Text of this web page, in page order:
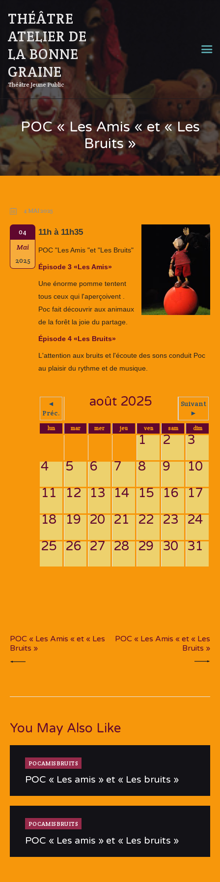
THÉÂTRE
ATELIER DE
LA BONNE
GRAINE
Théâtre Jeune Public
POC « Les Amis « et « Les
Bruits »
4 MAI 2025
04
Mai
2025
11h à 11h35
POC "Les Amis "et "Les Bruits"
Épisode 3 «Les Amis»
Une énorme pomme tentent
tous ceux qui l'aperçoivent .
Poc fait découvrir aux animaux
de la forêt la joie du partage.
Épisode 4 «Les Bruits»
L'attention aux bruits et l'écoute des sons conduit Poc
au plaisir du rythme et de musique.
◄
Préc.
août 2025
Suivant
►
lun mar mer jeu ven sam dim
1 2
3
4
5 6 7 8 9
10
11 12 13 14 15 16 17
18 19 20 21 22 23 24
25 26 27 28 29 30 31
l’article
POC « Les Amis « et « Les
Bruits »
POC « Les Amis « et « Les
Bruits »
You May Also Like
POCAMISBRUITS
POC « Les amis » et « Les bruits »
POCAMISBRUITS
POC « Les amis » et « Les bruits »